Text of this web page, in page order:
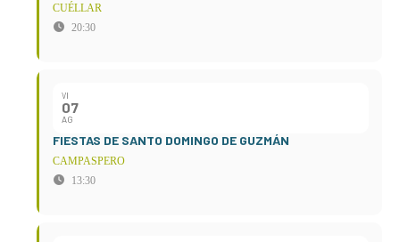
CUÉLLAR
20:30
VI
07
AG
FIESTAS DE SANTO DOMINGO DE GUZMÁN
CAMPASPERO
13:30